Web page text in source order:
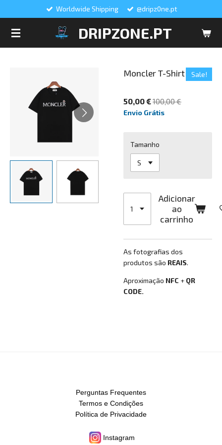
DRIPZONE.PT
Worldwide Shipping @dripz0ne.pt
Moncler T-Shirt Sale!
50,00 €100,00 €
Envio Grátis
Tamanho
Adicionar
ao
carrinho
As fotografias dos
produtos são REAIS.
Aproximação NFC + QR
CODE.
Perguntas Frequentes
Termos e Condições
Política de Privacidade
Instagram